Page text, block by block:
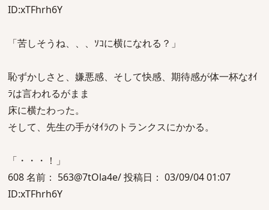
ID:xTFhrh6Y
「苦しそうね、、、ｿｺに横になれる？」
恥ずかしさと、嫌悪感、そして快感、期待感が体一杯なｵｲ
ﾗは言われるがまま
床に横たわった。
そして、先生の手がｵｲﾗのトランクスにかかる。
「・・・！」
608 名前： 563@7tOla4e/ 投稿日： 03/09/04 01:07
ID:xTFhrh6Y